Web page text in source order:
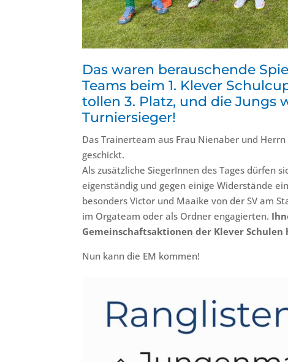
Das waren berauschende
Teams beim 1. Klever
tollen 3. Platz, und die Jungs
Turniersieger!
Das Trainerteam aus Frau Nienaber und
geschickt.
Als zusätzliche SiegerInnen des Tages dürfen
eigenständig und gegen einige Widerstände
besonders Victor und Maaike von der SV am
im Orgateam oder als Ordner engagierten.
Gemeinschaftsaktionen der Klever
Nun kann die EM kommen!